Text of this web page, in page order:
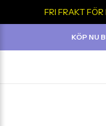
FRI FRAKT
KÖP NU